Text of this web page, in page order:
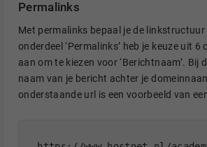
Permalinks
Met permalinks bepaal je de linkstructuur
onderdeel ‘Permalinks’ heb je keuze uit 6
aan om te kiezen voor ‘Berichtnaam’. Bij
naam van je bericht achter je
onderstaande url is een voorbeeld van